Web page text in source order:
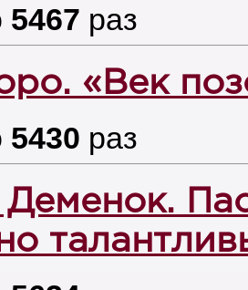
5467 раз
«Век
5430 раз
Деменок.